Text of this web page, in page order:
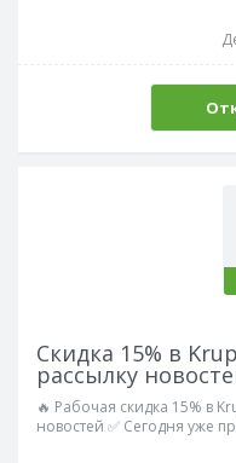
Скидка 15% в
рассылку
🔥 Рабочая скидка 15% в
новостей ✅ Сегодня уже